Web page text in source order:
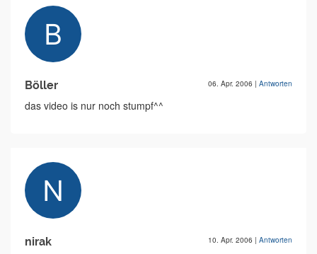
Böller 06. Apr. 2006 | Antworten
das video is nur noch stumpf^^
nirak 10. Apr. 2006 | Antworten